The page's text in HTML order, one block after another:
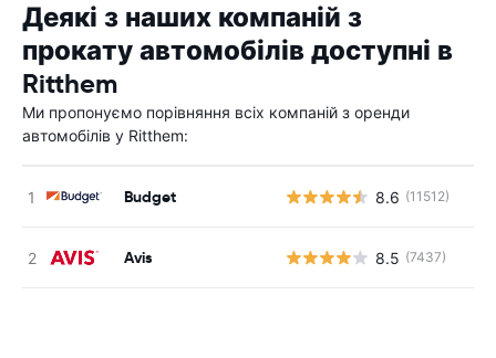
Деякі з наших компаній з
прокату автомобілів доступні в
Ritthem
Ми пропонуємо порівняння всіх компаній з оренди
автомобілів у Ritthem:
Budget 8.6 (11512)
Avis 8.5 (7437)